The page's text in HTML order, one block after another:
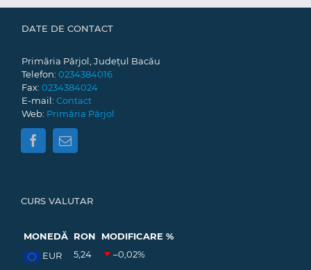
DATE DE CONTACT
Primăria Pârjol, Județul Bacău
Telefon: 0234384016
Fax: 0234384024
E-mail: Contact
Web: Primăria Pârjol
CURS VALUTAR
MONEDĂ RON
MODIFICARE %
EUR
5,24 –0,02%